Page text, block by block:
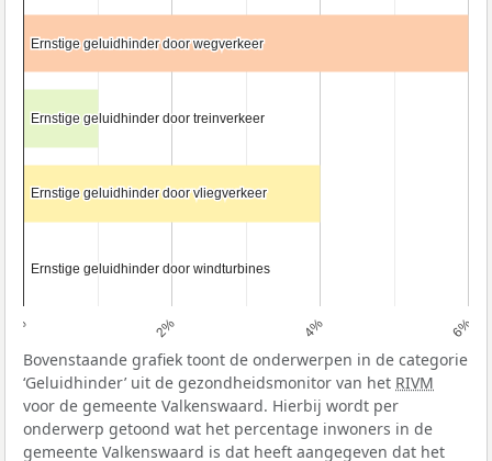
0% 2% 4% 6%
Ernstige geluidhinder door wegverkeer
Ernstige geluidhinder door wegverkeer
Ernstige geluidhinder door treinverkeer
Ernstige geluidhinder door treinverkeer
Ernstige geluidhinder door vliegverkeer
Ernstige geluidhinder door vliegverkeer
Ernstige geluidhinder door windturbines
Ernstige geluidhinder door windturbines
Bovenstaande grafiek toont de onderwerpen in de categorie
‘Geluidhinder’ uit de gezondheidsmonitor van het RIVM
voor de gemeente Valkenswaard. Hierbij wordt per
onderwerp getoond wat het percentage inwoners in de
gemeente Valkenswaard is dat heeft aangegeven dat het